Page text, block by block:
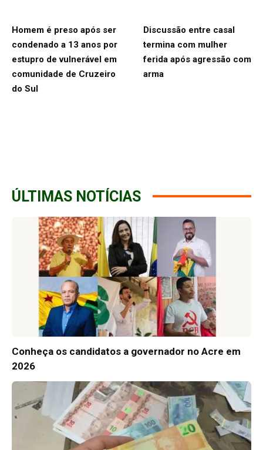
Homem é preso após ser
condenado a 13 anos por
estupro de vulnerável em
comunidade de Cruzeiro
do Sul
Discussão entre casal
termina com mulher
ferida após agressão com
arma
ÚLTIMAS NOTÍCIAS
Conheça os candidatos a governador no Acre em
2026